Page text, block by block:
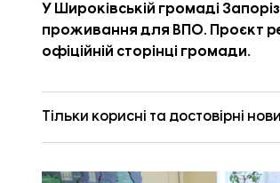
У Широківській громаді
проживання для ВПО. Проєкт
офіційній сторінці громади.
Тільки корисні та достовірні